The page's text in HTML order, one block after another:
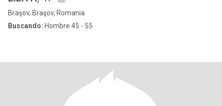
Braşov, Braşov, Romania
Buscando: Hombre 45 - 55